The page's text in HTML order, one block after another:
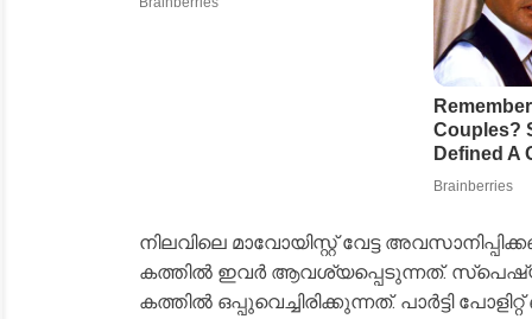
നിലവിലെ മാവോയിസ്റ്റ് വേട്ട
കത്തിൽ ഇവർ ആവശ്യപ്പെടുന്നത്.
കത്തിൽ ഒപ്പുവെച്ചിരിക്കുന്നത്. പാർട്ടി